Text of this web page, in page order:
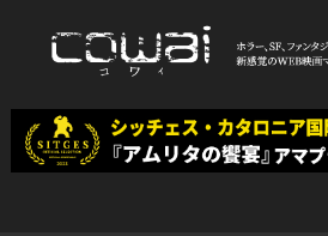
WEB映画マガジ
ワイ